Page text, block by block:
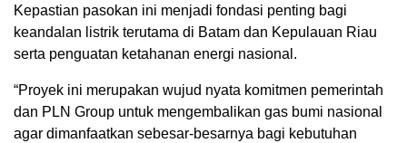
Kepastian pasokan ini menjadi fondasi penting bagi
keandalan listrik terutama di Batam dan Kepulauan Riau
serta penguatan ketahanan energi nasional.
“Proyek ini merupakan wujud nyata komitmen pemerintah
dan PLN Group untuk mengembalikan gas bumi nasional
agar dimanfaatkan sebesar-besarnya bagi kebutuhan